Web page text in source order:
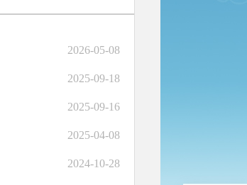
2026-05-08
2025-09-18
2025-09-16
2025-04-08
2024-10-28